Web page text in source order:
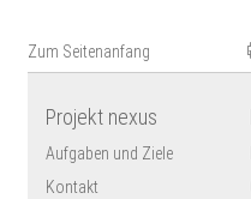
Zum Seitenanfang
Projekt nexus
Aufgaben und Ziele
Kontakt